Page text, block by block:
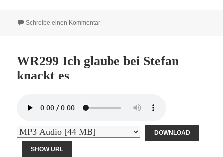
Schreibe einen Kommentarzu WR 300 Sparta trifft auf den Werder
WR299 Ich glaube bei Stefan
knackt es
DOWNLOAD
SHOW URL